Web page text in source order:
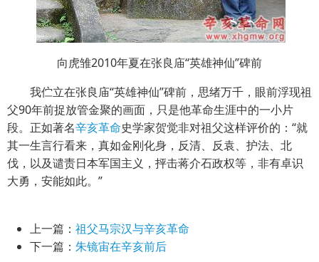
向虎雏2010年夏在张良庙“英雄神仙”碑前
我伫立在张良庙“英雄神仙”碑前，思绪万千，眼前浮现祖
父90年前捉放管金聚的画面，只是他革命生涯中的一小片
段。正如著名辛亥革命史学家贺觉非对祖父这样评价的：“就
其一生言行看来，真如金刚化身，反清、反袁、护法、北
伐，以及谴责日本军国主义，抨击蒋介石政权等，非有卓识
大勇，安能如此。”
上一篇： 祖父马宗汉与辛亥革命
下一篇： 朱镜宙在辛亥前后